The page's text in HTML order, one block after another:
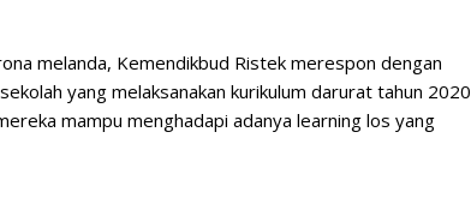
melanda, Kemendikbud Ristek merespon dengan
yang melaksanakan kurikulum darurat tahun 2020
mampu menghadapi adanya learning los yang